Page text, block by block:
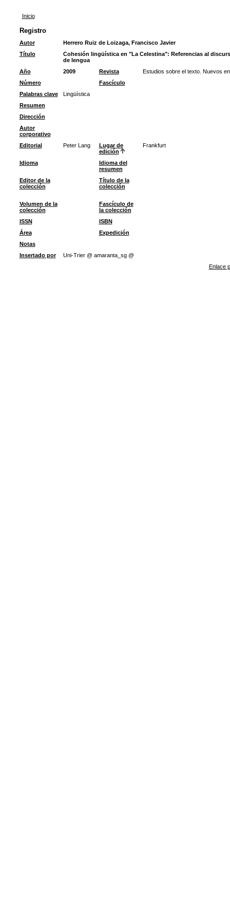
Inicio
Registro
Autor
Herrero Ruiz de Loizaga, Francisco Javier
Título
Cohesión lingüística en "La Celestina": Referencias al
de lengua
Año
2009 Revista
Estudios sobre el texto. Nuevos
Número
Fascículo
Palabras clave
Lingüística
Resumen
Dirección
Autor
corporativo
Editorial
Peter Lang
Lugar de
edición
Frankfurt
Idioma
Idioma del
resumen
Editor de la
colección
Título de la
colección
Volumen de la
colección
Fascículo de
la colección
ISSN
ISBN
Área
Expedición
Notas
Insertado por
Uni-Trier @ amaranta_sg @
Enlace